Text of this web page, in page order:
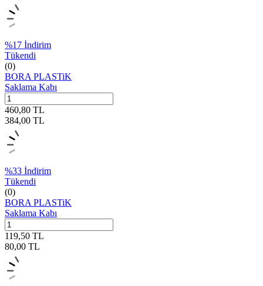
%17 İndirim
Tükendi
(0)
BORA PLASTiK
Saklama Kabı
460,80 TL
384,00 TL
%33 İndirim
Tükendi
(0)
BORA PLASTiK
Saklama Kabı
119,50 TL
80,00 TL